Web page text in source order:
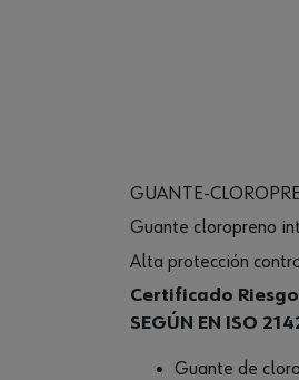
GUANTE-
Guante cloropreno
Alta protección
Certificado
SEGÚN EN ISO
Guante de